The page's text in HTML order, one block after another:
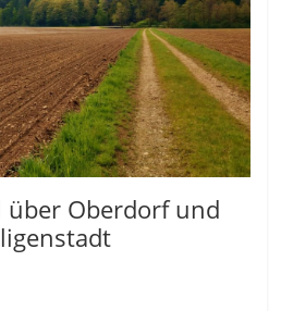
über Oberdorf und